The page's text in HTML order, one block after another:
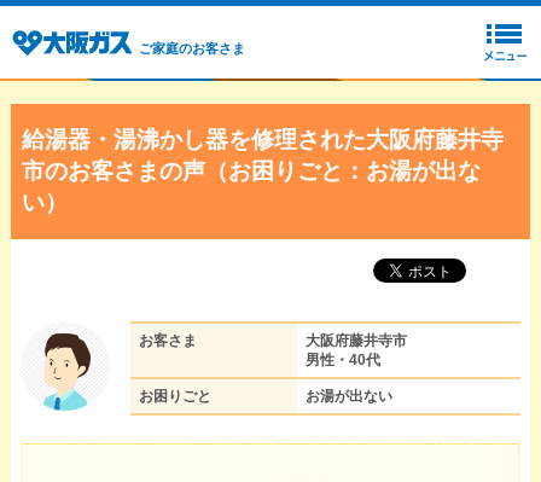
ご家庭のお客さま
給湯器・湯沸かし器を修理された大阪府藤井寺
市のお客さまの声（お困りごと：お湯が出な
い）
お客さま
大阪府藤井寺市
男性・40代
お困りごと お湯が出ない